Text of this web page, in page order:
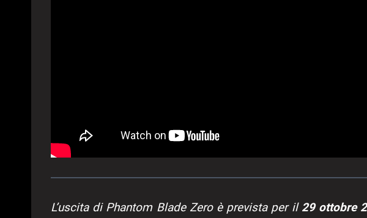
L’uscita di Phantom Blade Zero è prevista per il 29 ottobre